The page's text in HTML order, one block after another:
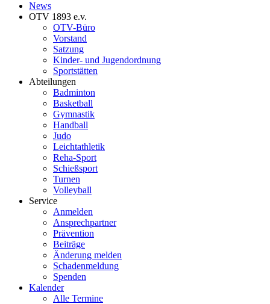
News
OTV 1893 e.v.
OTV-Büro
Vorstand
Satzung
Kinder- und Jugendordnung
Sportstätten
Abteilungen
Badminton
Basketball
Gymnastik
Handball
Judo
Leichtathletik
Reha-Sport
Schießsport
Turnen
Volleyball
Service
Anmelden
Ansprechpartner
Prävention
Beiträge
Änderung melden
Schadenmeldung
Spenden
Kalender
Alle Termine